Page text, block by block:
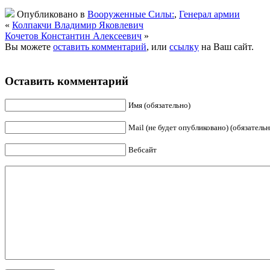
Опубликовано в Вооруженные Силы:, Генерал армии
« Колпакчи Владимир Яковлевич
Кочетов Константин Алексеевич »
Вы можете оставить комментарий, или ссылку на Ваш сайт.
Оставить комментарий
Имя (обязательно)
Mail (не будет опубликовано)
Вебсайт